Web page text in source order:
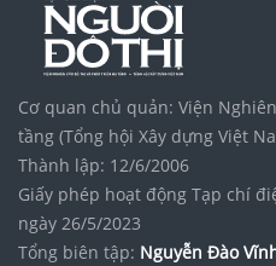
Cơ quan chủ quản: Viện
tầng (Tổng hội Xây dựng Việt
Thành lập: 12/6/2006
Giấy phép hoạt động Tạp chí
ngày 26/5/2023
Tổng biên tập: Nguyễn Đào